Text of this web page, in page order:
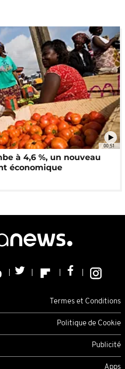
00:51
à 4,6 %, un nouveau
économique
Termes et Conditions
Politique de Cookie
Publicité
Apps